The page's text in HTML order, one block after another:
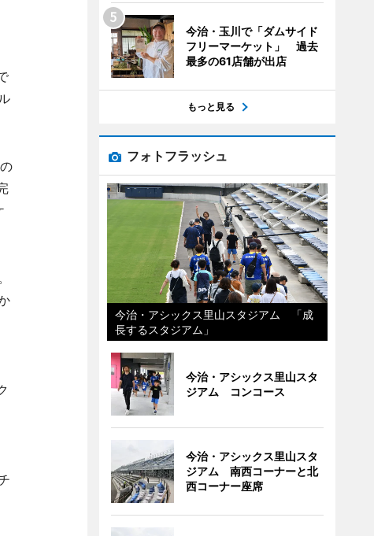
今治・玉川で「ダムサイド
フリーマーケット」 過去
最多の61店舗が出店
もっと見る
フォトフラッシュ
今治・アシックス里山スタジアム 「成
長するスタジアム」
今治・アシックス里山スタ
ジアム コンコース
今治・アシックス里山スタ
ジアム 南西コーナーと北
西コーナー座席